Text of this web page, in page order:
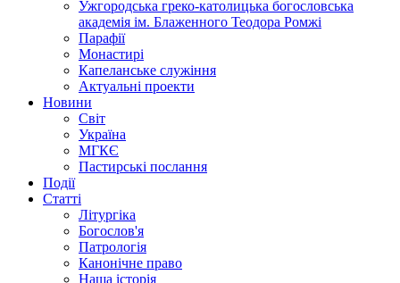
Ужгородська греко-католицька богословська
академія ім. Блаженного Теодора Ромжі
Парафії
Монастирі
Капеланське служіння
Актуальні проекти
Новини
Світ
Україна
МГКЄ
Пастирські послання
Події
Статті
Літургіка
Богослов'я
Патрологія
Канонічне право
Наша історія